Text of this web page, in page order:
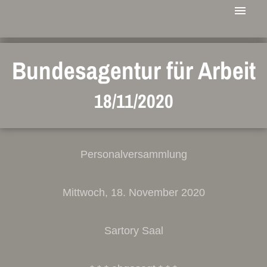
Bundesagentur für Arbeit
18/11/2020
Personalversammlung
Mittwoch, 18. November 2020
Sartory Saal